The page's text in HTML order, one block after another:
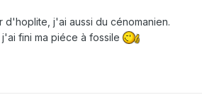
j'ai aussi du cénomanien.
fini ma piéce à fossile